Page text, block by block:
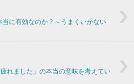
に有効なのか？～うまくいかない
れました」の本当の意味を考えてい